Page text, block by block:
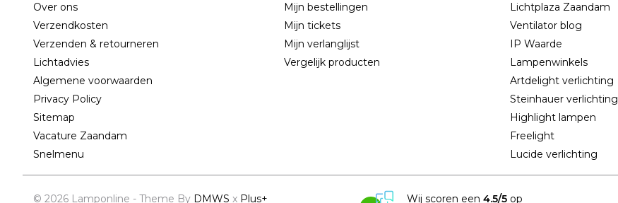
Over ons
Verzendkosten
Verzenden & retourneren
Lichtadvies
Algemene voorwaarden
Privacy Policy
Sitemap
Vacature Zaandam
Snelmenu
Mijn bestellingen
Mijn tickets
Mijn verlanglijst
Vergelijk producten
Lichtplaza Zaandam
Ventilator blog
IP Waarde
Lampenwinkels
Artdelight verlichting
Steinhauer verlichting
Highlight lampen
Freelight
Lucide verlichting
© 2026 Lamponline - Theme By DMWS x Plus+ Wij scoren een 4.5/5op